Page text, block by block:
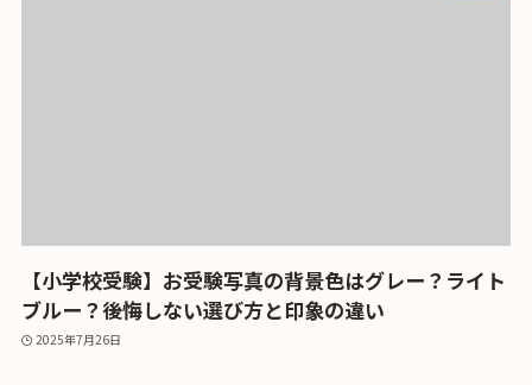
【小学校受験】お受験写真の背景色はグレー？ライト
ブルー？後悔しない選び方と印象の違い
2025年7月26日